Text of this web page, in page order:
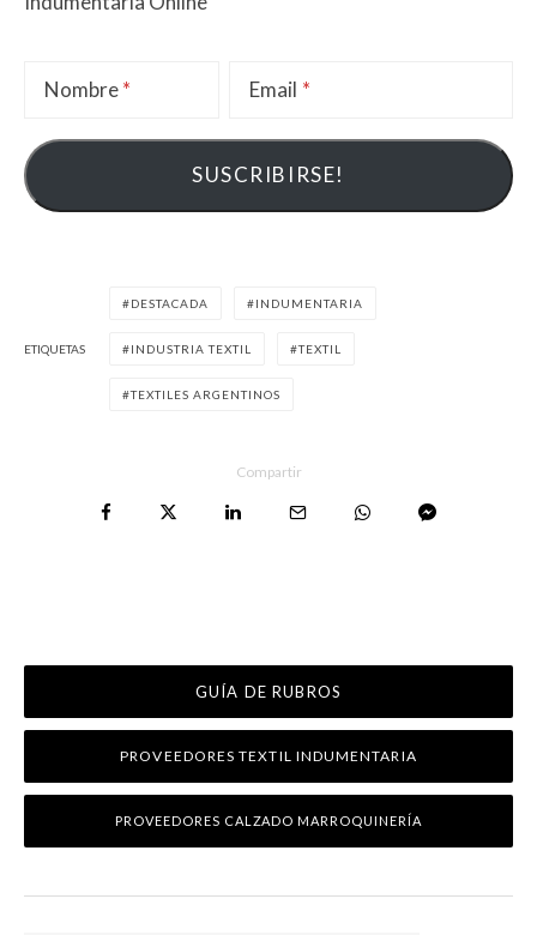
Nombre Email
ETIQUETAS
DESTACADA INDUMENTARIA
INDUSTRIA TEXTIL TEXTIL
TEXTILES ARGENTINOS
Compartir
GUÍA DE RUBROS
PROVEEDORES TEXTIL INDUMENTARIA
PROVEEDORES CALZADO MARROQUINERÍA